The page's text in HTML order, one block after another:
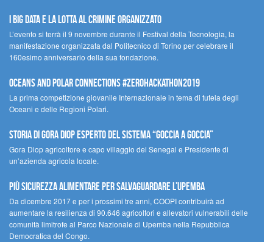
I Big Data e la lotta al crimine organizzato
L’evento si terrà il 9 novembre durante il Festival della Tecnologia, la
manifestazione organizzata dal Politecnico di Torino per celebrare il
160esimo anniversario della sua fondazione.
Oceans and Polar Connections #ZEROHackathon2019
La prima competizione giovanile Internazionale in tema di tutela degli
Oceani e delle Regioni Polari.
STORIA DI GORA DIOP ESPERTO DEL SISTEMA “GOCCIA A GOCCIA”
Gora Diop agricoltore e capo villaggio del Senegal e Presidente di
un’azienda agricola locale.
Più sicurezza alimentare per salvaguardare l’Upemba
Da dicembre 2017 e per i prossimi tre anni, COOPI contribuirà ad
aumentare la resilienza di 90.646 agricoltori e allevatori vulnerabili delle
comunità limitrofe al Parco Nazionale di Upemba nella Repubblica
Democratica del Congo.